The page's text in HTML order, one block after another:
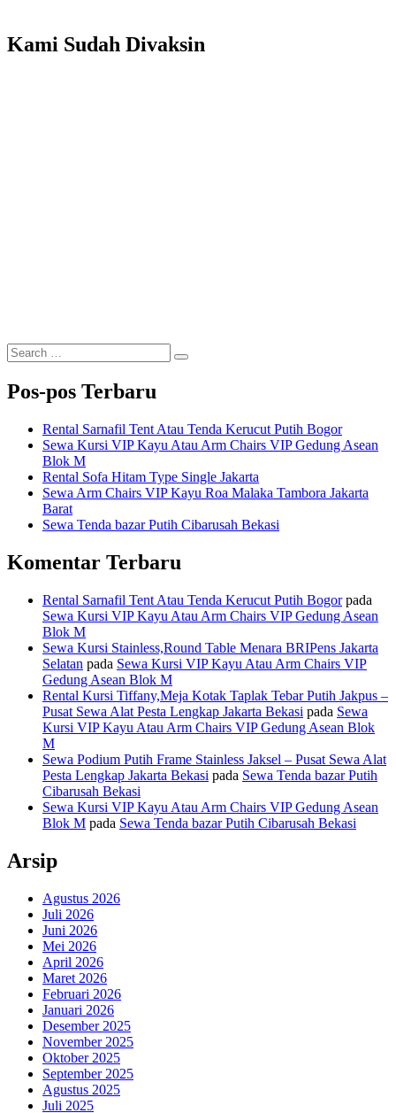
Kami Sudah Divaksin
Search
for:
Search
Pos-pos Terbaru
Rental Sarnafil Tent Atau Tenda Kerucut Putih Bogor
Sewa Kursi VIP Kayu Atau Arm Chairs VIP Gedung Asean
Blok M
Rental Sofa Hitam Type Single Jakarta
Sewa Arm Chairs VIP Kayu Roa Malaka Tambora Jakarta
Barat
Sewa Tenda bazar Putih Cibarusah Bekasi
Komentar Terbaru
Rental Sarnafil Tent Atau Tenda Kerucut Putih Bogorpada
Sewa Kursi VIP Kayu Atau Arm Chairs VIP Gedung Asean
Blok M
Sewa Kursi Stainless,Round Table Menara BRIPens Jakarta
Selatan pada Sewa Kursi VIP Kayu Atau Arm Chairs VIP
Gedung Asean Blok M
Rental Kursi Tiffany,Meja Kotak Taplak Tebar Putih Jakpus –
Pusat Sewa Alat Pesta Lengkap Jakarta Bekasi pada Sewa
Kursi VIP Kayu Atau Arm Chairs VIP Gedung Asean Blok
M
Sewa Podium Putih Frame Stainless Jaksel – Pusat Sewa Alat
Pesta Lengkap Jakarta Bekasi pada Sewa Tenda bazar Putih
Cibarusah Bekasi
Sewa Kursi VIP Kayu Atau Arm Chairs VIP Gedung Asean
Blok M pada Sewa Tenda bazar Putih Cibarusah Bekasi
Arsip
Agustus 2026
Juli 2026
Juni 2026
Mei 2026
April 2026
Maret 2026
Februari 2026
Januari 2026
Desember 2025
November 2025
Oktober 2025
September 2025
Agustus 2025
Juli 2025